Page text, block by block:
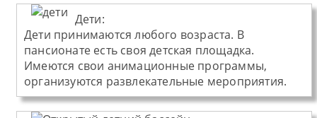
Дети:
Дети принимаются любого возраста. В
пансионате есть своя детская площадка.
Имеются свои анимационные программы,
организуются развлекательные мероприятия.